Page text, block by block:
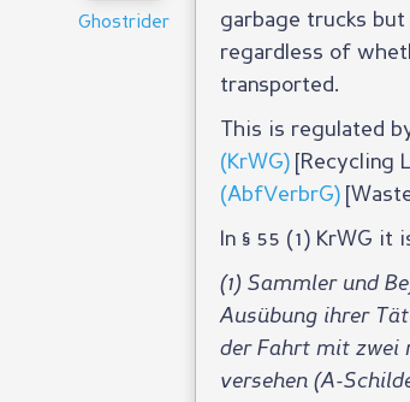
Ghostrider
garbage trucks
regardless of
transported.
This is regulated
(KrWG) [Recycling
(AbfVerbrG)
In § 55 (1) KrWG it
(1) Sammler und
Ausübung ihrer
der Fahrt mit zwei
versehen (A-